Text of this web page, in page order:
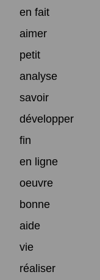
en fait
aimer
petit
analyse
savoir
développer
fin
en ligne
oeuvre
bonne
aide
vie
réaliser